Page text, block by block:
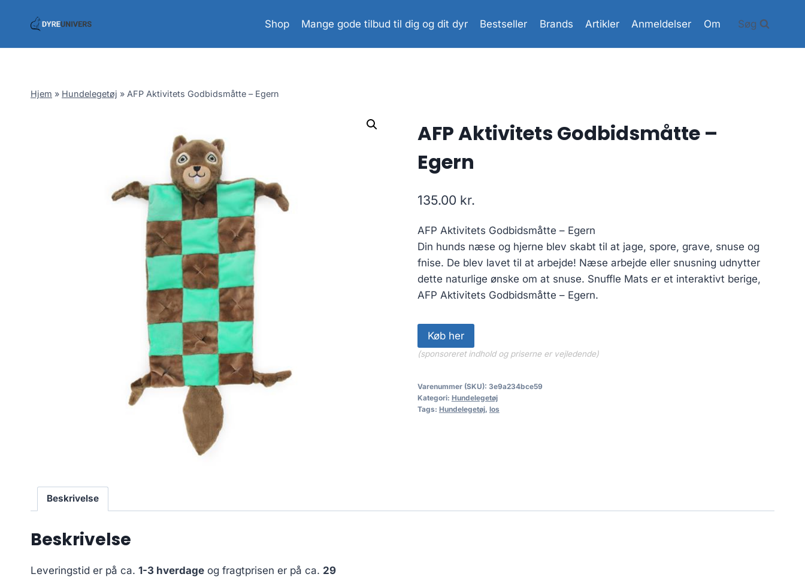
Shop Mange gode tilbud til dig og dit dyr Bestseller Brands Artikler Anmeldelser Om Søg
Hjem » Hundelegetøj » AFP Aktivitets Godbidsmåtte – Egern
AFP Aktivitets Godbidsmåtte –
Egern
135.00 kr.
AFP Aktivitets Godbidsmåtte – Egern
Din hunds næse og hjerne blev skabt til at jage, spore, grave, snuse og
fnise. De blev lavet til at arbejde! Næse arbejde eller snusning udnytter
dette naturlige ønske om at snuse. Snuffle Mats er et interaktivt berige,
AFP Aktivitets Godbidsmåtte – Egern.
Køb her
(sponsoreret indhold og priserne er vejledende)
Varenummer (SKU): 3e9a234bce59
Kategori: Hundelegetøj
Tags: Hundelegetøj, los
Beskrivelse
Beskrivelse
Leveringstid er på ca. 1-3 hverdage og fragtprisen er på ca. 29